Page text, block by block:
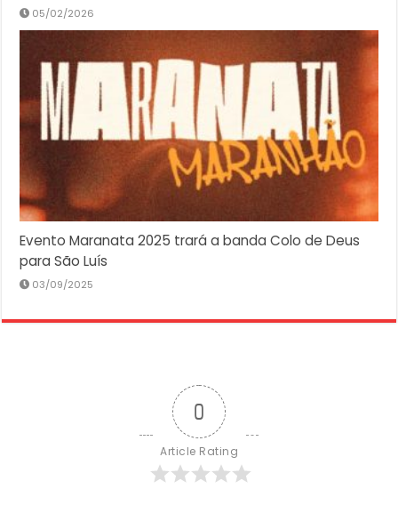
05/02/2026
Evento Maranata 2025 trará a banda Colo de Deus
para São Luís
03/09/2025
0
Article Rating